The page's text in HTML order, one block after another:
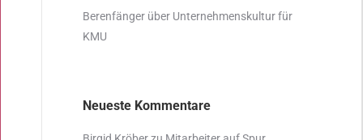
Berenfänger über Unternehmenskultur für
KMU
Neueste Kommentare